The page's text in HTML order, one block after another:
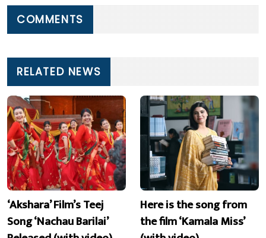
COMMENTS
RELATED NEWS
‘Akshara’ Film’s Teej
Song ‘Nachau Barilai’
Here is the song from
the film ‘Kamala Miss’